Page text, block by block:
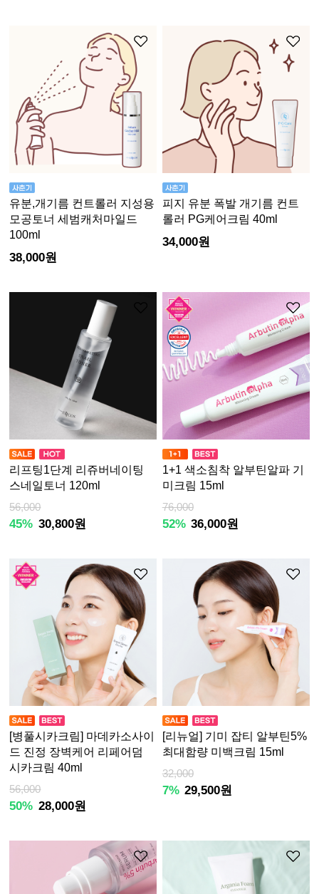
유분,개기름 컨트롤러 지성용
모공토너 세범캐처마일드
100ml
38,000원
피지 유분 폭발 개기름 컨트
롤러 PG케어크림 40ml
34,000원
리프팅1단계 리쥬버네이팅
스네일토너 120ml
56,000
45% 30,800원
1+1 색소침착 알부틴알파 기
미크림 15ml
76,000
52% 36,000원
[병풀시카크림] 마데카소사이
드 진정 장벽케어 리페어덤
시카크림 40ml
56,000
50% 28,000원
[리뉴얼] 기미 잡티 알부틴5%
최대함량 미백크림 15ml
32,000
7% 29,500원